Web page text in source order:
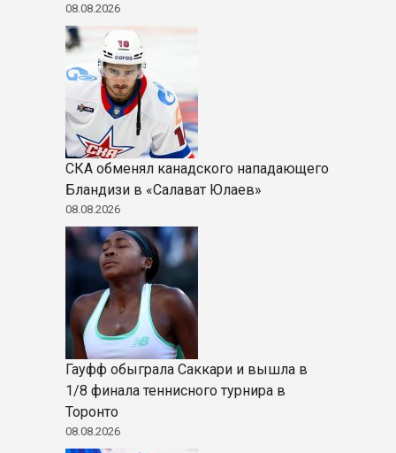
08.08.2026
СКА обменял канадского нападающего
Бландизи в «Салават Юлаев»
08.08.2026
Гауфф обыграла Саккари и вышла в
1/8 финала теннисного турнира в
Торонто
08.08.2026